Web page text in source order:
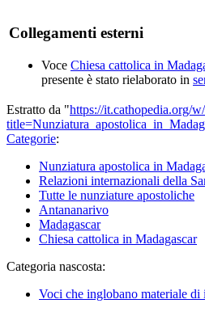
Collegamenti esterni
Voce Chiesa cattolica in
presente è stato rielaborato in
Estratto da "https://it.cathopedia.org/
Categorie:
Nunziatura apostolica in
Relazioni internazionali della
Tutte le nunziature apostoliche
Antananarivo
Madagascar
Chiesa cattolica in Madagascar
Categoria nascosta:
Voci che inglobano materiale